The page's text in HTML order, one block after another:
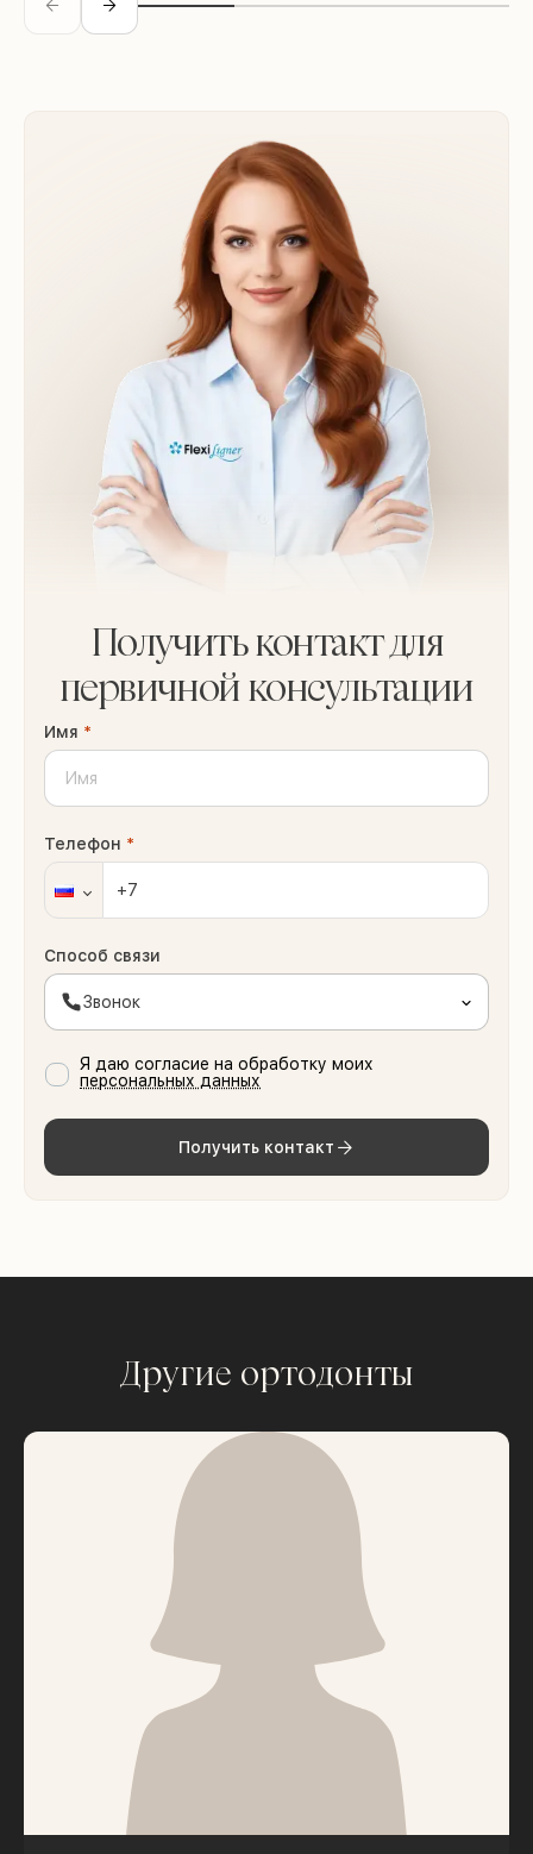
Получить контакт для
первичной консультации
Имя *
Телефон *
Способ связи
Звонок
Я даю согласие на обработку моих
персональных данных
Получить контакт
Другие ортодонты